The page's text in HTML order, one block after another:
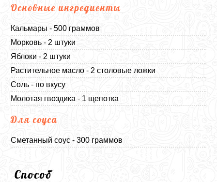
Основные ингредиенты
Кальмары - 500 граммов
Морковь - 2 штуки
Яблоки - 2 штуки
Растительное масло - 2 столовые ложки
Соль - по вкусу
Молотая гвоздика - 1 щепотка
Для соуса
Сметанный соус - 300 граммов
Способ